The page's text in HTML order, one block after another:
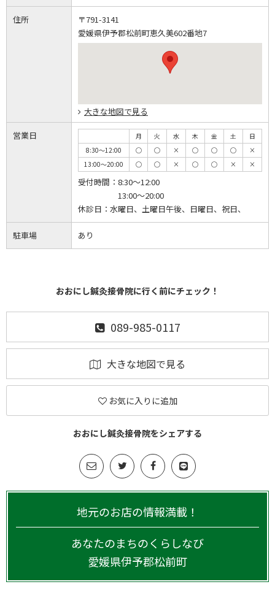
住所
〒791-3141
愛媛県伊予郡松前町恵久美602番地7
大きな地図で見る
営業日 月 火 水 木 金 土
日
8:30～12:00
◯ ◯ × ◯ ◯ ◯
×
13:00～20:00
◯ ◯ × ◯ ◯ × ×
受付時間： 8:30～12:00
13:00～20:00
休診日： 水曜日、土曜日午後、日曜日、祝日、
駐車場 あり
おおにし鍼灸接骨院に行く前にチェック！
089-985-0117
大きな地図で見る
お気に入りに追加
おおにし鍼灸接骨院をシェアする
地元のお店の情報満載！
あなたのまちのくらしなび
愛媛県伊予郡松前町